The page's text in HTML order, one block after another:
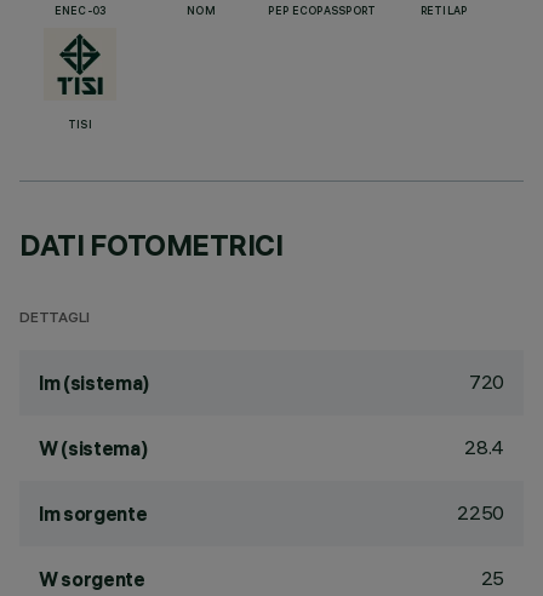
ENEC-03 NOM PEP ECOPASSPORT RETILAP
TISI
DATI FOTOMETRICI
DETTAGLI
lm (sistema) 720
W (sistema) 28.4
lm sorgente 2250
W sorgente 25